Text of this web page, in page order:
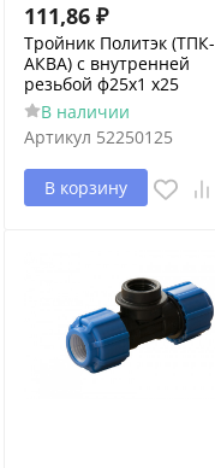
111,86 ₽
Тройник Политэк (ТПК-
АКВА) с внутренней
резьбой ф25х1 х25
В наличии
Артикул 52250125
В корзину